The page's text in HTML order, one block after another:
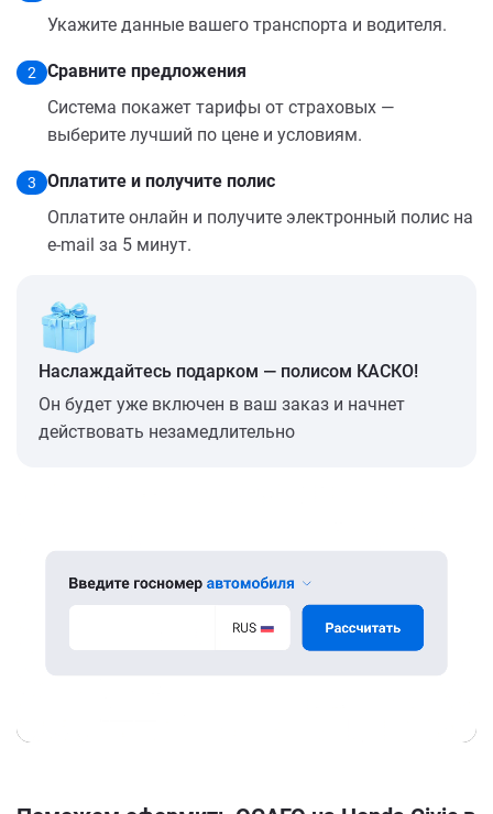
Укажите данные вашего транспорта и водителя.
2
Сравните предложения
Система покажет тарифы от страховых —
выберите лучший по цене и условиям.
3
Оплатите и получите полис
Оплатите онлайн и получите электронный полис на
e-mail за 5 минут.
Наслаждайтесь подарком — полисом КАСКО!
Он будет уже включен в ваш заказ и начнет
действовать незамедлительно